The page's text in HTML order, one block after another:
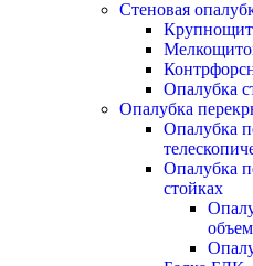
Стеновая
Опалубка
Опалубка
Опалубка
Опалубка
стойках